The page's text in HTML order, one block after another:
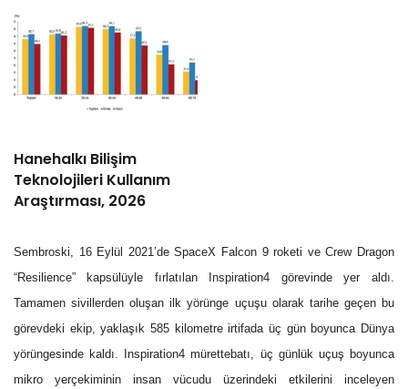
Hanehalkı Bilişim
Teknolojileri Kullanım
Araştırması, 2026
Sembroski, 16 Eylül 2021’de SpaceX Falcon 9 roketi ve Crew Dragon
“Resilience” kapsülüyle fırlatılan Inspiration4 görevinde yer aldı.
Tamamen sivillerden oluşan ilk yörünge uçuşu olarak tarihe geçen bu
görevdeki ekip, yaklaşık 585 kilometre irtifada üç gün boyunca Dünya
yörüngesinde kaldı. Inspiration4 mürettebatı, üç günlük uçuş boyunca
mikro yerçekiminin insan vücudu üzerindeki etkilerini inceleyen